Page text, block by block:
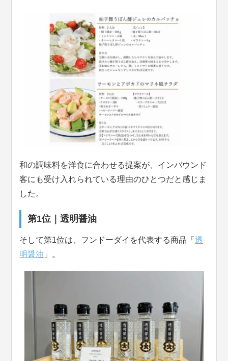
和の調味料を洋食に合わせる提案が、インバウンド
客にも受け入れられている理由のひとつだと感じま
した。
第1位｜透明醤油
そして第1位は、フンドーダイを代表する商品「透
明醤油 」。